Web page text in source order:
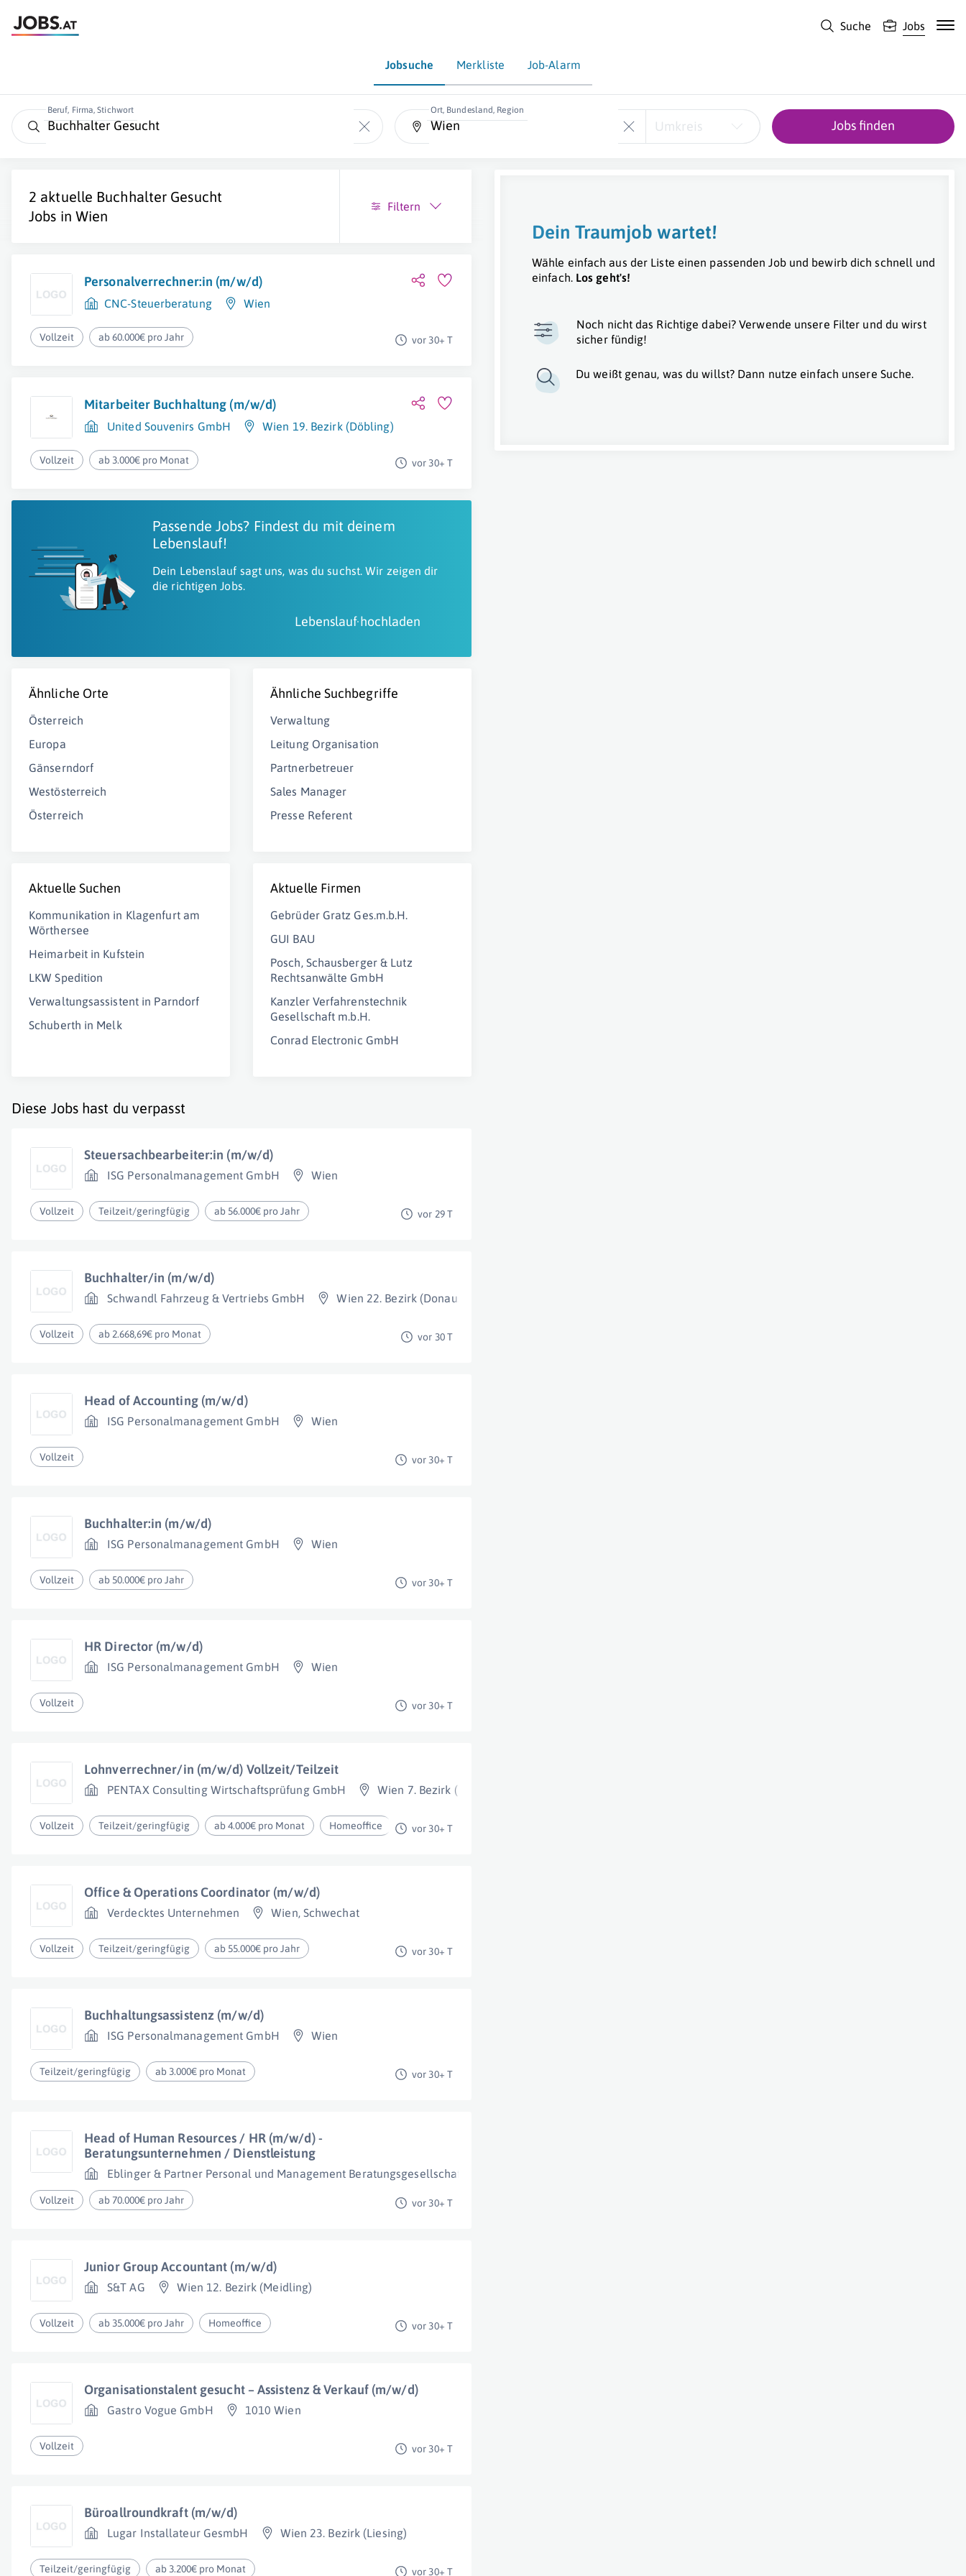
Suche Jobs
Jobsuche Merkliste Job-Alarm
Beruf, Firma, Stichwort Ort, Bundesland, Region
Umkreis Jobs finden
2 aktuelle Buchhalter Gesucht
Jobs in Wien
Filtern
Personalverrechner:in (m/w/d)
CNC-Steuerberatung Wien
Vollzeit ab 60.000€ pro Jahr vor 30+ T
Mitarbeiter Buchhaltung (m/w/d)
United Souvenirs GmbH Wien 19. Bezirk (Döbling)
Vollzeit ab 3.000€ pro Monat vor 30+ T
Passende Jobs? Findest du mit deinem
Lebenslauf!
Dein Lebenslauf sagt uns, was du suchst. Wir zeigen dir
die richtigen Jobs.
Lebenslauf hochladen
Ähnliche Orte
Österreich
Europa
Gänserndorf
Westösterreich
Österreich
Ähnliche Suchbegriffe
Verwaltung
Leitung Organisation
Partnerbetreuer
Sales Manager
Presse Referent
Aktuelle Suchen
Kommunikation in Klagenfurt am
Wörthersee
Heimarbeit in Kufstein
LKW Spedition
Verwaltungsassistent in Parndorf
Schuberth in Melk
Aktuelle Firmen
Gebrüder Gratz Ges.m.b.H.
GUI BAU
Posch, Schausberger & Lutz
Rechtsanwälte GmbH
Kanzler Verfahrenstechnik
Gesellschaft m.b.H.
Conrad Electronic GmbH
Diese Jobs hast du verpasst
Steuersachbearbeiter:in (m/w/d)
ISG Personalmanagement GmbH Wien
Vollzeit Teilzeit/geringfügig ab 56.000€ pro Jahr vor 29 T
Buchhalter/in (m/w/d)
Schwandl Fahrzeug & Vertriebs GmbH Wien 22. Bezirk (Donaustadt)
Vollzeit ab 2.668,69€ pro Monat vor 30 T
Head of Accounting (m/w/d)
ISG Personalmanagement GmbH Wien
Vollzeit vor 30+ T
Buchhalter:in (m/w/d)
ISG Personalmanagement GmbH Wien
Vollzeit ab 50.000€ pro Jahr vor 30+ T
HR Director (m/w/d)
ISG Personalmanagement GmbH Wien
Vollzeit vor 30+ T
Lohnverrechner/in (m/w/d) Vollzeit/Teilzeit
PENTAX Consulting Wirtschaftsprüfung GmbH Wien 7. Bezirk (Neubau)
Vollzeit Teilzeit/geringfügig ab 4.000€ pro Monat Homeoffice vor 30+ T
Office & Operations Coordinator (m/w/d)
Verdecktes Unternehmen Wien, Schwechat
Vollzeit Teilzeit/geringfügig ab 55.000€ pro Jahr vor 30+ T
Buchhaltungsassistenz (m/w/d)
ISG Personalmanagement GmbH Wien
Teilzeit/geringfügig ab 3.000€ pro Monat vor 30+ T
Head of Human Resources / HR (m/w/d) -
Beratungsunternehmen / Dienstleistung
Eblinger & Partner Personal und Management Beratungsgesellschaft m.b.H.
Vollzeit ab 70.000€ pro Jahr vor 30+ T
Junior Group Accountant (m/w/d)
S&T AG Wien 12. Bezirk (Meidling)
Vollzeit ab 35.000€ pro Jahr Homeoffice vor 30+ T
Organisationstalent gesucht – Assistenz & Verkauf (m/w/d)
Gastro Vogue GmbH 1010 Wien
Vollzeit vor 30+ T
Büroallroundkraft (m/w/d)
Lugar Installateur GesmbH Wien 23. Bezirk (Liesing)
Teilzeit/geringfügig ab 3.200€ pro Monat vor 30+ T
Dein Traumjob wartet!
Wähle einfach aus der Liste einen passenden Job und bewirb dich schnell und
einfach. Los geht's!
Noch nicht das Richtige dabei? Verwende unsere Filter und du wirst
sicher fündig!
Du weißt genau, was du willst? Dann nutze einfach unsere Suche.